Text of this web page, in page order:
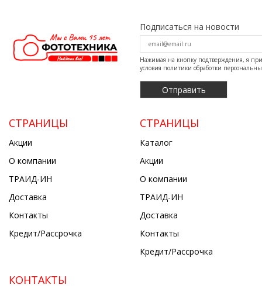
Подписаться на новости
Нажимая на кнопку подтверждения, я
условия политики обработки
СТРАНИЦЫ
Акции
О компании
ТРАИД-ИН
Доставка
Контакты
Кредит/Рассрочка
СТРАНИЦЫ
Каталог
Акции
О компании
ТРАИД-ИН
Доставка
Контакты
Кредит/Рассрочка
КОНТАКТЫ